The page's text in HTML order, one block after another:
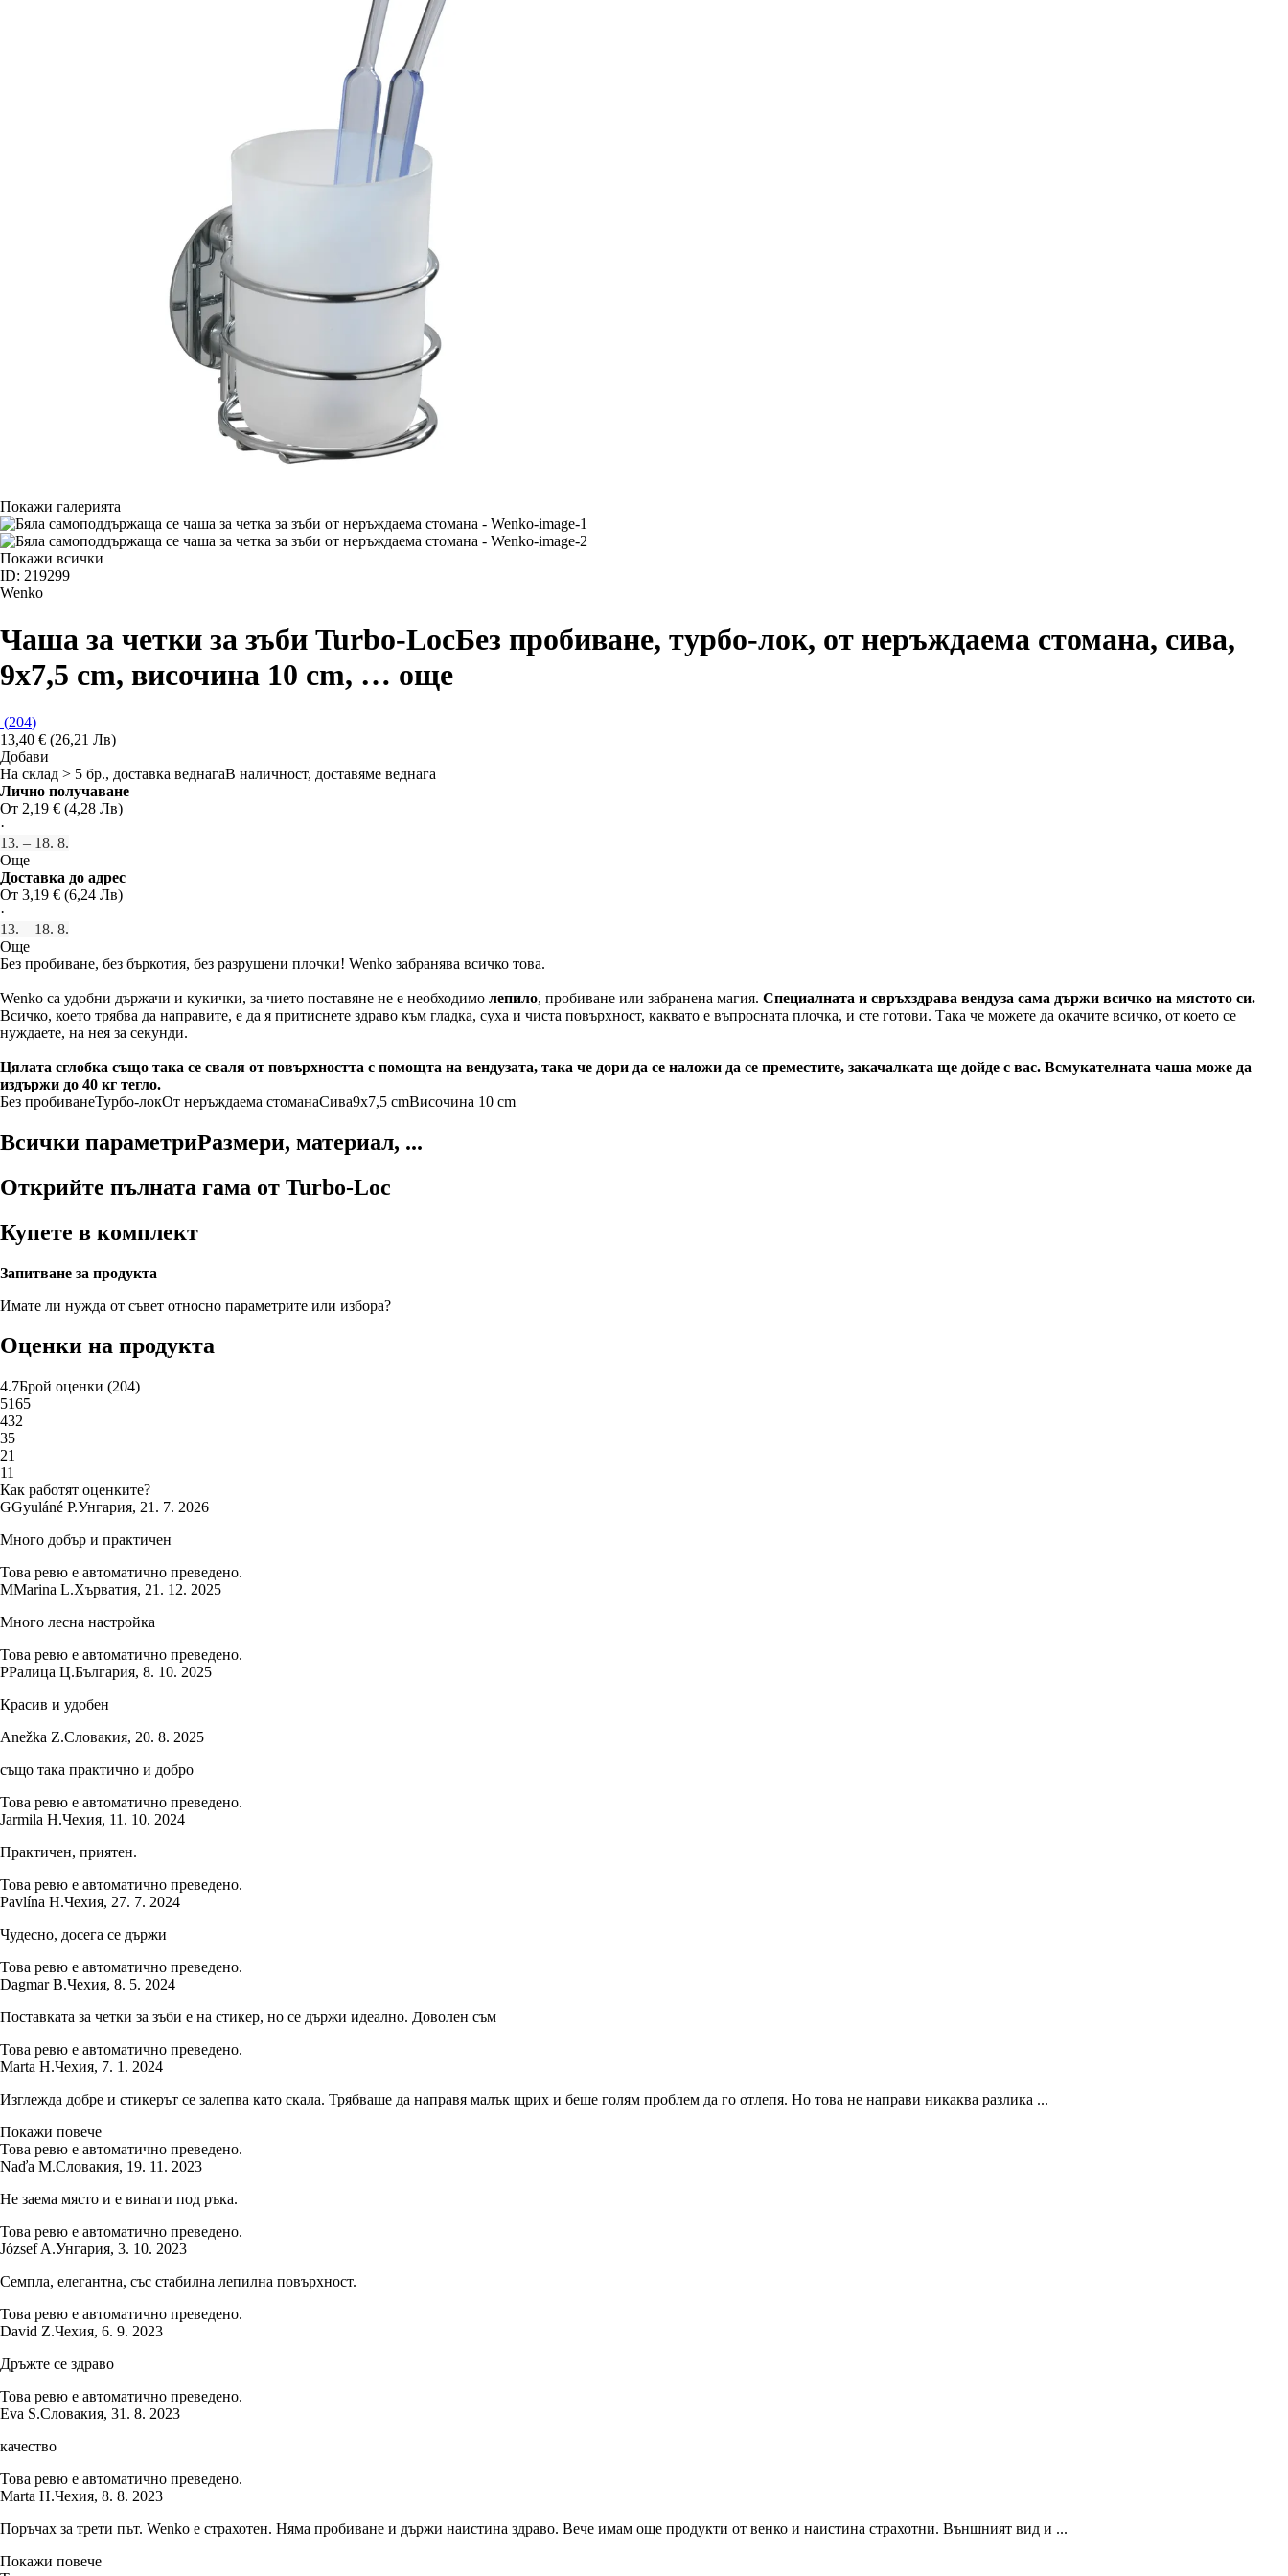
Покажи галерията
Покажи всички
ID: 219299
Wenko
Чаша за четки за зъби Turbo-LocБез пробиване, турбо-лок, от неръждаема стомана, сива,
9x7,5 cm, височина 10 cm, … още
(204)
13,40 € (26,21 Лв)
Добави
На склад > 5 бр., доставка веднагаВ наличност, доставяме веднага
Лично получаване
От 2,19 € (4,28 Лв)
·
13. – 18. 8.
Още
Доставка до адрес
От 3,19 € (6,24 Лв)
·
13. – 18. 8.
Още
Без пробиване, без бъркотия, без разрушени плочки! Wenko забранява всичко това.
Wenko са удобни държачи и кукички, за чието поставяне не е необходимо лепило, пробиване или забранена магия. Специалната и свръхздрава вендуза сама държи всичко на мястото си.
Всичко, което трябва да направите, е да я притиснете здраво към гладка, суха и чиста повърхност, каквато е въпросната плочка, и сте готови. Така че можете да окачите всичко, от което се
нуждаете, на нея за секунди.
Цялата сглобка също така се сваля от повърхността с помощта на вендузата, така че дори да се наложи да се преместите, закачалката ще дойде с вас. Всмукателната чаша може да
издържи до 40 кг тегло.
Без пробиванеТурбо-локОт неръждаема стоманаСива9x7,5 cmВисочина 10 cm
Всички параметриРазмери, материал, ...
Открийте пълната гама от Turbo-Loc
Купете в комплект
Запитване за продукта
Имате ли нужда от съвет относно параметрите или избора?
Оценки на продукта
4.7Брой оценки (204)
5165
432
35
21
11
Как работят оценките?
GGyuláné P.Унгария, 21. 7. 2026
Много добър и практичен
Това ревю е автоматично преведено.
MMarina L.Хърватия, 21. 12. 2025
Много лесна настройка
Това ревю е автоматично преведено.
РРалица Ц.България, 8. 10. 2025
Красив и удобен
Anežka Z.Словакия, 20. 8. 2025
също така практично и добро
Това ревю е автоматично преведено.
Jarmila H.Чехия, 11. 10. 2024
Практичен, приятен.
Това ревю е автоматично преведено.
Pavlína H.Чехия, 27. 7. 2024
Чудесно, досега се държи
Това ревю е автоматично преведено.
Dagmar B.Чехия, 8. 5. 2024
Поставката за четки за зъби е на стикер, но се държи идеално. Доволен съм
Това ревю е автоматично преведено.
Marta H.Чехия, 7. 1. 2024
Изглежда добре и стикерът се залепва като скала. Трябваше да направя малък щрих и беше голям проблем да го отлепя. Но това не направи никаква разлика ...
Покажи повече
Това ревю е автоматично преведено.
Naďa M.Словакия, 19. 11. 2023
Не заема място и е винаги под ръка.
Това ревю е автоматично преведено.
József A.Унгария, 3. 10. 2023
Семпла, елегантна, със стабилна лепилна повърхност.
Това ревю е автоматично преведено.
David Z.Чехия, 6. 9. 2023
Дръжте се здраво
Това ревю е автоматично преведено.
Eva S.Словакия, 31. 8. 2023
качество
Това ревю е автоматично преведено.
Marta H.Чехия, 8. 8. 2023
Поръчах за трети път. Wenko е страхотен. Няма пробиване и държи наистина здраво. Вече имам още продукти от венко и наистина страхотни. Външният вид и ...
Покажи повече